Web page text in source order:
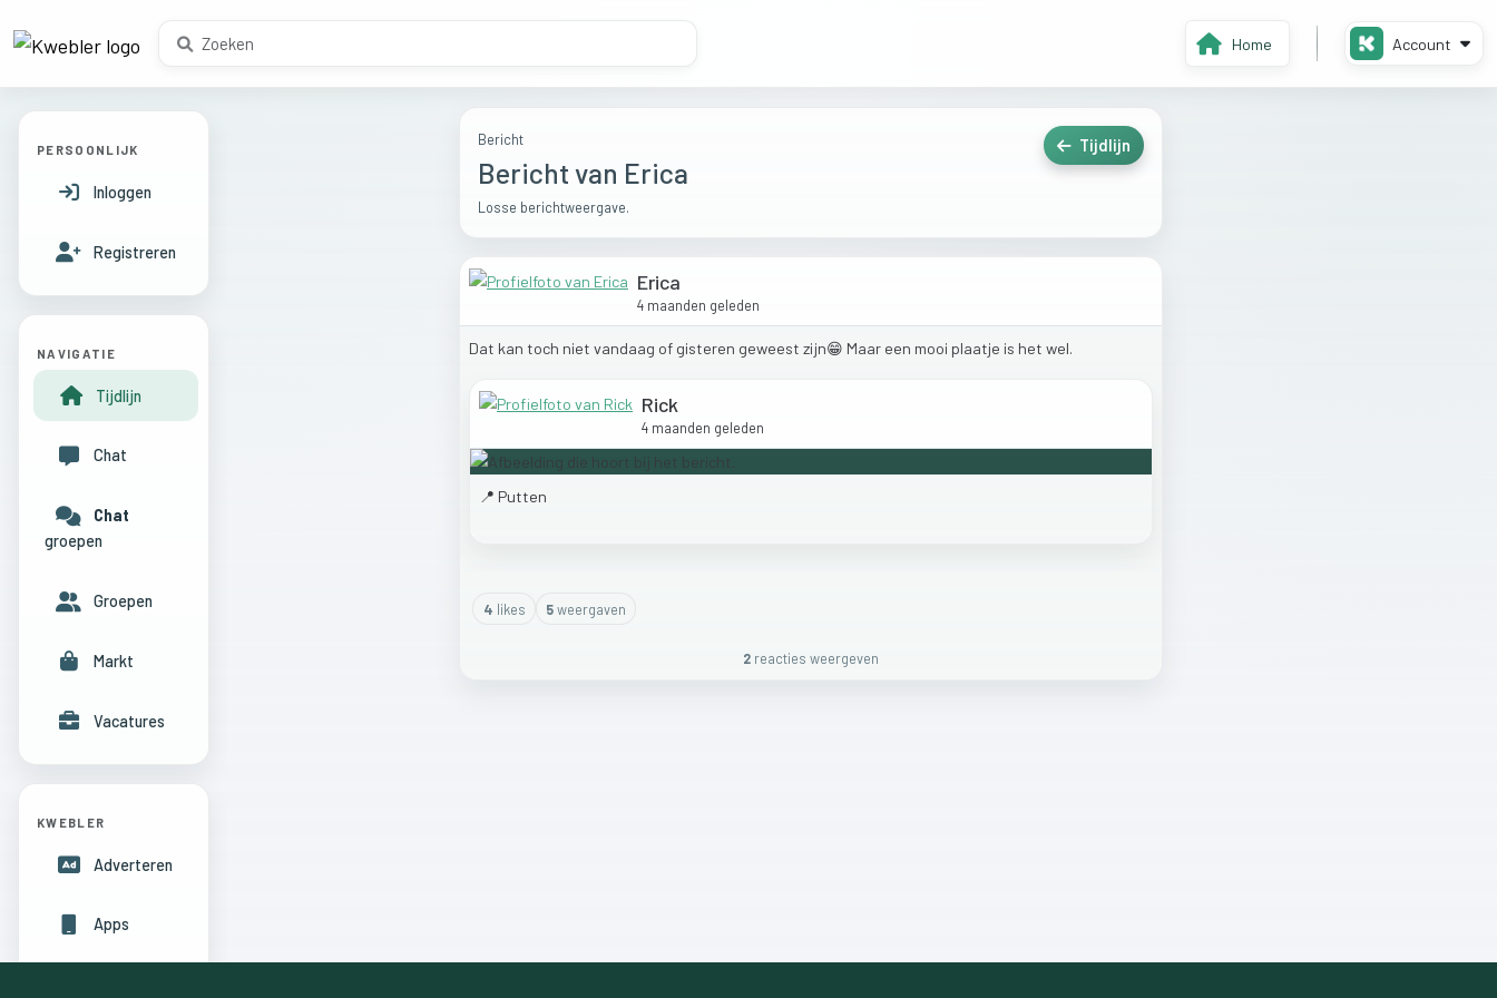
Home Account
Bericht
Bericht van Erica
Losse berichtweergave.
Tijdlijn
Erica
4 maanden geleden
Dat kan toch niet vandaag of gisteren geweest zijn😁 Maar een mooi plaatje is het wel.
Rick
4 maanden geleden
📍 Putten
4 likes 5weergaven
2 reacties weergeven
PERSOONLIJK
Inloggen
Registreren
NAVIGATIE
Tijdlijn
Chat
Chat
groepen
Groepen
Markt
Vacatures
KWEBLER
Adverteren
Apps